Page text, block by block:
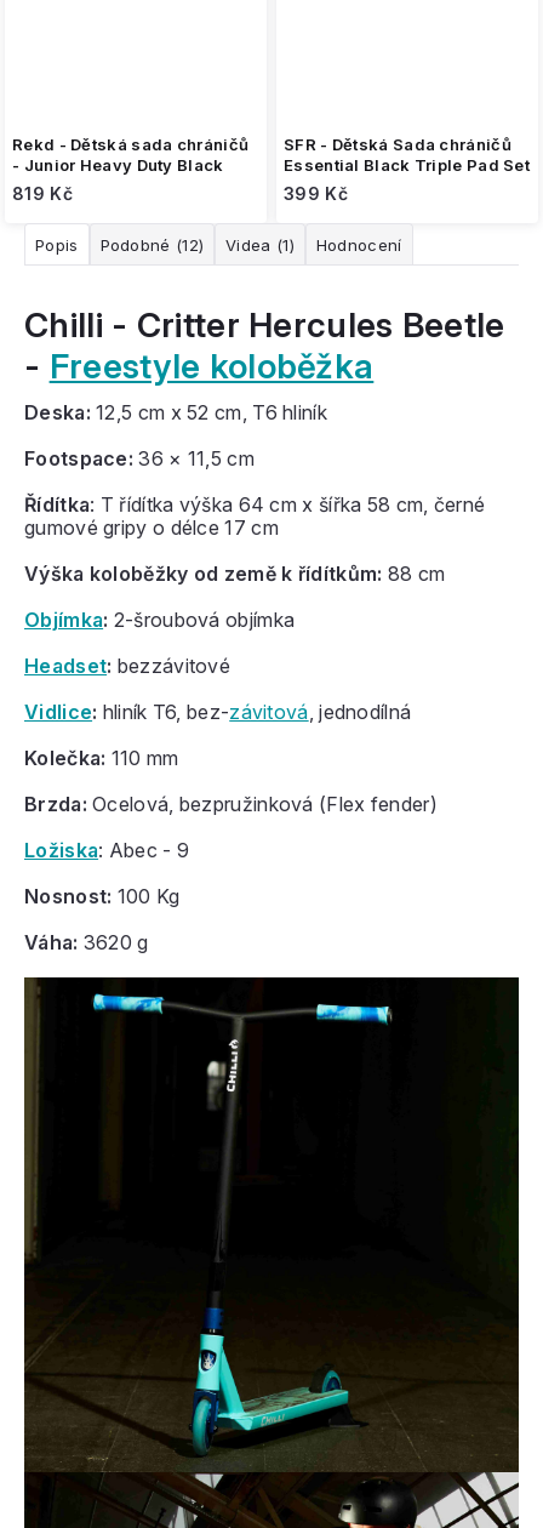
Rekd - Dětská sada chráničů
- Junior Heavy Duty Black
819 Kč
SFR - Dětská Sada chráničů
Essential Black Triple Pad Set
399 Kč
Popis Podobné (12) Videa (1) Hodnocení
Chilli - Critter Hercules Beetle
- Freestyle koloběžka
Deska: 12,5 cm x 52 cm, T6 hliník
Footspace: 36 × 11,5 cm
Řídítka: T řídítka výška 64 cm x šířka 58 cm, černé
gumové gripy o délce 17 cm
Výška koloběžky od země k řídítkům: 88 cm
Objímka: 2-šroubová objímka
Headset: bezzávitové
Vidlice: hliník T6, bez-závitová, jednodílná
Kolečka: 110 mm
Brzda: Ocelová, bezpružinková (Flex fender)
Ložiska: Abec - 9
Nosnost: 100 Kg
Váha: 3620 g